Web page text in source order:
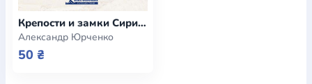
Крепости и замки Сирии эпохи крестовых походов (e-book)
Александр Юрченко
50 ₴